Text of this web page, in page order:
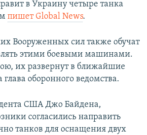
в Украину четыре танка
пишет Global News.
Вооруженных сил также обучат
этими боевыми машинами.
их развернут в ближайшие
оборонного ведомства.
США Джо Байдена,
согласились направить
танков для оснащения двух